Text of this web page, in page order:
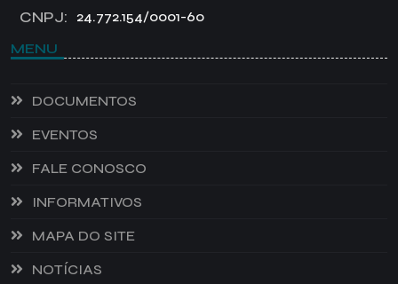
CNPJ: 24.772.154/0001-60
MENU
DOCUMENTOS
EVENTOS
FALE CONOSCO
INFORMATIVOS
MAPA DO SITE
NOTÍCIAS